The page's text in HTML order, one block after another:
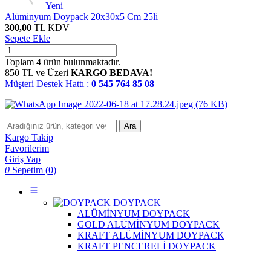
Yeni
Alüminyum Doypack 20x30x5 Cm 25li
300,00 TL KDV
Sepete Ekle
Toplam 4 ürün bulunmaktadır.
850 TL ve Üzeri KARGO BEDAVA!
Müşteri Destek Hattı : 0 545 764 85 08
Ara
Kargo Takip
Favorilerim
Giriş Yap
0 Sepetim (0)
DOYPACK
ALÜMİNYUM DOYPACK
GOLD ALÜMİNYUM DOYPACK
KRAFT ALÜMİNYUM DOYPACK
KRAFT PENCERELİ DOYPACK